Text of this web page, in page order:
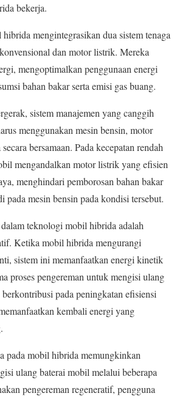
bekerja.
mengintegrasikan dua sistem tenaga
dan motor listrik. Mereka
mengoptimalkan penggunaan energi
bahan bakar serta emisi gas buang.
sistem manajemen yang canggih
menggunakan mesin bensin, motor
bersamaan. Pada kecepatan rendah
mengandalkan motor listrik yang efisien
menghindari pemborosan bahan bakar
pada mesin bensin pada kondisi tersebut.
teknologi mobil hibrida adalah
Ketika mobil hibrida mengurangi
sistem ini memanfaatkan energi kinetik
proses pengereman untuk mengisi ulang
pada peningkatan efisiensi
kembali energi yang
pada mobil hibrida memungkinkan
ulang baterai mobil melalui beberapa
pengereman regeneratif, pengguna